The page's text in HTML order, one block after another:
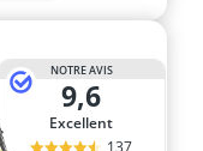
NOTRE AVIS
9,6
Excellent
137